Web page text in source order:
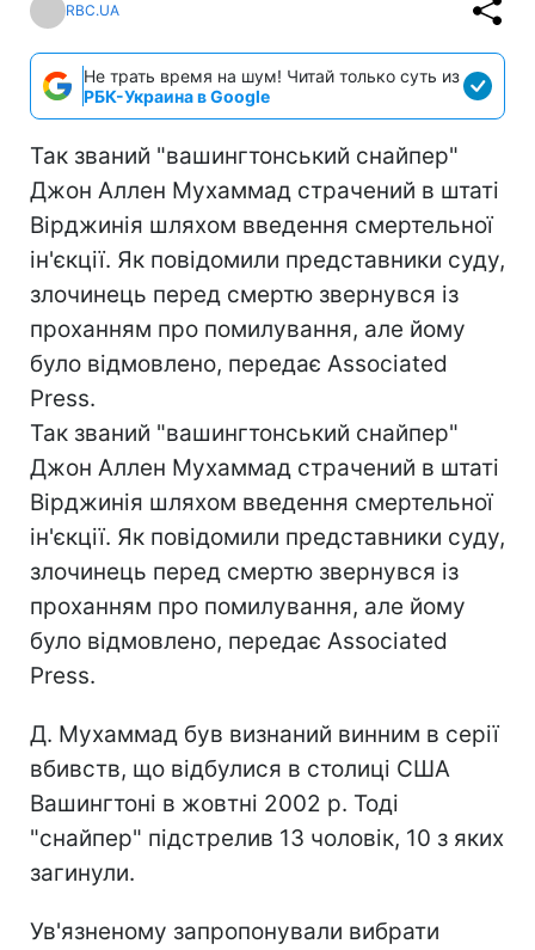
RBC.UA
Не трать время на шум! Читай только суть из
РБК-Украина в Google
Так званий "вашингтонський снайпер"
Джон Аллен Мухаммад страчений в штаті
Вірджинія шляхом введення смертельної
ін'єкції. Як повідомили представники суду,
злочинець перед смертю звернувся із
проханням про помилування, але йому
було відмовлено, передає Associated
Press.
Так званий "вашингтонський снайпер"
Джон Аллен Мухаммад страчений в штаті
Вірджинія шляхом введення смертельної
ін'єкції. Як повідомили представники суду,
злочинець перед смертю звернувся із
проханням про помилування, але йому
було відмовлено, передає Associated
Press.
Д. Мухаммад був визнаний винним в серії
вбивств, що відбулися в столиці США
Вашингтоні в жовтні 2002 р. Тоді
"снайпер" підстрелив 13 чоловік, 10 з яких
загинули.
Ув'язненому запропонували вибрати